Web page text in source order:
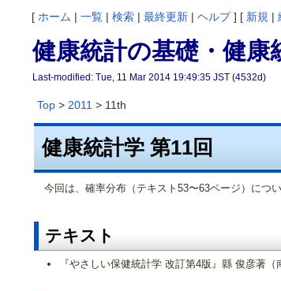
[ ホーム | 一覧| 検索| 最終更新| ヘルプ] [ 新規 |
健康統計の基礎・健康
Last-modified: Tue, 11 Mar 2014 19:49:35 JST (4532d)
Top> 2011 > 11th
健康統計学 第11回
今回は、確率分布（テキスト53〜63ページ）につ
テキスト
『やさしい保健統計学 改訂第4版』縣 俊彦著（